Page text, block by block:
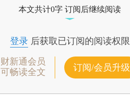
本文共计0字 订阅后继续阅读
登录后获取已订阅的阅读权限
财新通会员
可畅读全文
订阅/会员升级